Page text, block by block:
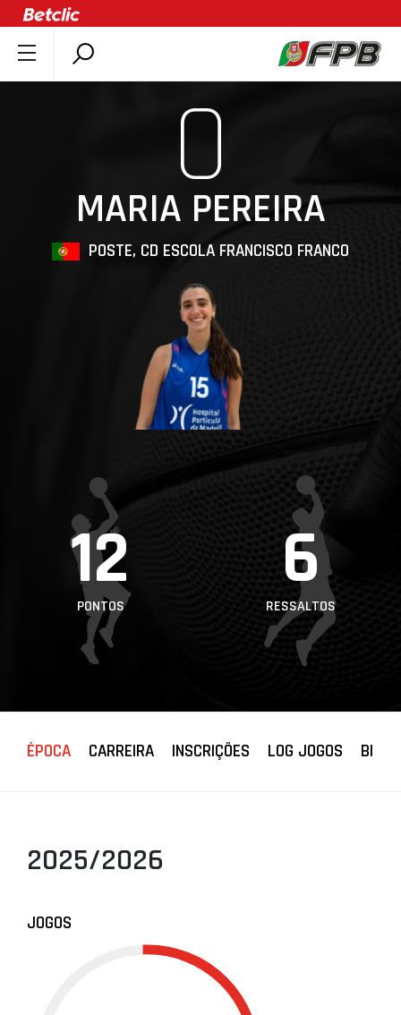
SOBRE A FPB
ASSOCIAÇÕES
CLUBES
MINIBASQUETE
ÁREA TÉCNICA
MASCULINA
LIGA BETCLIC
FEMININA
0
POSTE, CD ESCOLA FRANCISCO FRANCO
MARIA PEREIRA
12
PONTOS
6
RESSALTOS
ÉPOCA CARREIRA INSCRIÇÕES LOG JOGOS
2025/2026
JOGOS